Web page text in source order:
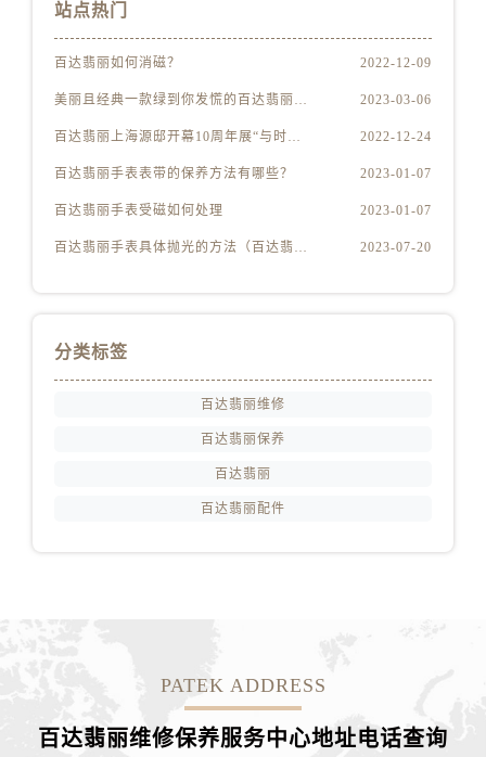
江苏省南京市秦淮区中山南路1号南京中心22层22-C1-C3室百达翡丽售后服务中心（需提前预约）
江苏省扬州市邗江区国展路29号星耀天地写字楼1号楼18层1803室百达翡丽售后服务中心（需提前预约）
江西省抚州市临川区赣东大道百达翡丽售后服务中心（需提前预约）
江西省新余市渝水区北湖西路百达翡丽售后服务中心（需提前预约）
山东省济宁市任城区太白楼路百达翡丽售后服务中心（需提前预约）
站点热门
百达翡丽如何消磁？ 2022-12-09
美丽且经典一款绿到你发慌的百达翡丽腕表 2023-03-06
百达翡丽上海源邸开幕10周年展“与时间同源” 2022-12-24
百达翡丽手表表带的保养方法有哪些？ 2023-01-07
百达翡丽手表受磁如何处理 2023-01-07
百达翡丽手表具体抛光的方法（百达翡丽手表抛光的正确方法） 2023-07-20
分类标签
百达翡丽维修
百达翡丽保养
百达翡丽
百达翡丽配件
PATEK ADDRESS
百达翡丽维修保养服务中心地址电话查询